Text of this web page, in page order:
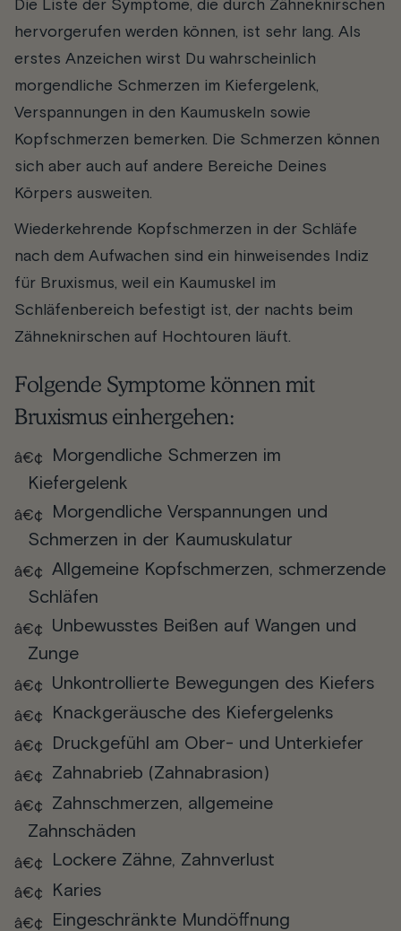
Die Liste der Symptome, die durch Zähneknirschen
hervorgerufen werden können, ist sehr lang. Als
erstes Anzeichen wirst Du wahrscheinlich
morgendliche Schmerzen im Kiefergelenk,
Verspannungen in den Kaumuskeln sowie
Kopfschmerzen bemerken. Die Schmerzen können
sich aber auch auf andere Bereiche Deines
Körpers ausweiten.
Wiederkehrende Kopfschmerzen in der Schläfe
nach dem Aufwachen sind ein hinweisendes Indiz
für Bruxismus, weil ein Kaumuskel im
Schläfenbereich befestigt ist, der nachts beim
Zähneknirschen auf Hochtouren läuft.
Folgende Symptome können mit
Bruxismus einhergehen:
Morgendliche Schmerzen im
Kiefergelenk
Morgendliche Verspannungen und
Schmerzen in der Kaumuskulatur
Allgemeine Kopfschmerzen, schmerzende
Schläfen
Unbewusstes Beißen auf Wangen und
Zunge
Unkontrollierte Bewegungen des Kiefers
Knackgeräusche des Kiefergelenks
Druckgefühl am Ober- und Unterkiefer
Zahnabrieb (Zahnabrasion)
Zahnschmerzen, allgemeine
Zahnschäden
Lockere Zähne, Zahnverlust
Karies
Eingeschränkte Mundöffnung